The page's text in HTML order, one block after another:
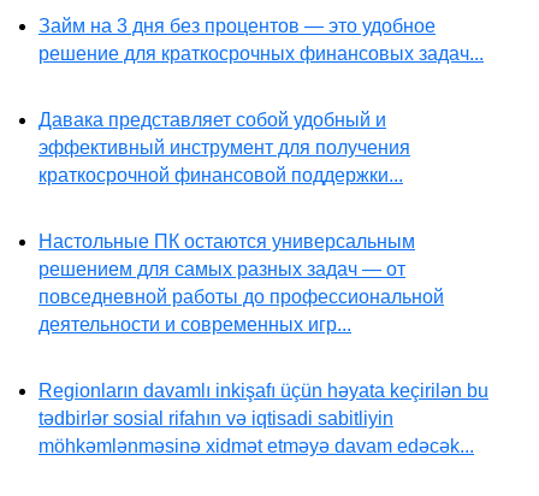
Займ на 3 дня без процентов — это удобное
решение для краткосрочных финансовых задач...
Давака представляет собой удобный и
эффективный инструмент для получения
краткосрочной финансовой поддержки...
Настольные ПК остаются универсальным
решением для самых разных задач — от
повседневной работы до профессиональной
деятельности и современных игр...
Regionların davamlı inkişafı üçün həyata keçirilən bu
tədbirlər sosial rifahın və iqtisadi sabitliyin
möhkəmlənməsinə xidmət etməyə davam edəcək...